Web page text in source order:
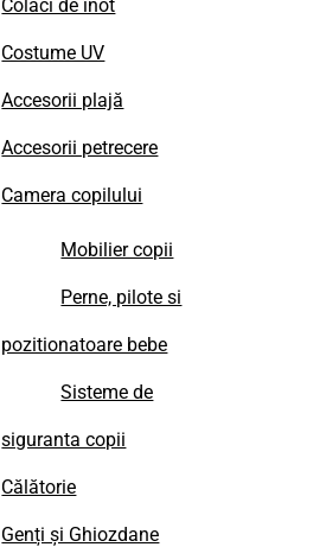
Colaci de înot
Costume UV
Accesorii plajă
Accesorii petrecere
Camera copilului
Mobilier copii
Perne, pilote si
pozitionatoare bebe
Sisteme de
siguranta copii
Călătorie
Genți și Ghiozdane